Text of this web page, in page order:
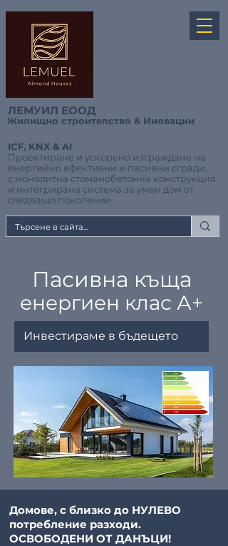
ЛЕМУИЛ ЕООД
Проектиране и ускорено изграждане на
енергийно ефективни и пасивни сгради,
с монолитна стоманобетонна конструкция
и интегрирана система за умен дом от
следващо поколение
Жилищно строителство & Иновации
ICF, KNX & AI
Пасивна къща
енергиен клас А+
Click Here
Инвестираме в бъдещето
Домове, с близко до НУЛЕВО
потребление разходи.
ОСВОБОДЕНИ ОТ ДАНЪЦИ!